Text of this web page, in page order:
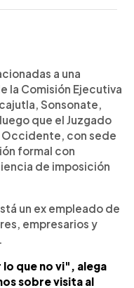
a una
la Comisión Ejecutiva
Sonsonate,
que el Juzgado
con sede
formal con
de imposición
un ex empleado de
empresarios y
que no vi", alega
sobre visita al